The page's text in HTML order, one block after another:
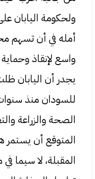
ولحكومة اليابان
أمله في أن تسهم
واسع لإنقاذ وحماية
يجدر أن اليابان
للسودان منذ
الصحة والزراعة
المتوقع أن يستمر
المقبلة، لا سيما